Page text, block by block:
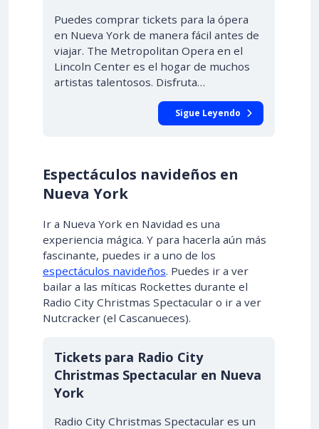
Puedes comprar tickets para la ópera
en Nueva York de manera fácil antes de
viajar. The Metropolitan Opera en el
Lincoln Center es el hogar de muchos
artistas talentosos. Disfruta…
Sigue Leyendo
Espectáculos navideños en
Nueva York
Ir a Nueva York en Navidad es una
experiencia mágica. Y para hacerla aún más
fascinante, puedes ir a uno de los
espectáculos navideños. Puedes ir a ver
bailar a las míticas Rockettes durante el
Radio City Christmas Spectacular o ir a ver
Nutcracker (el Cascanueces).
Tickets para Radio City
Christmas Spectacular en Nueva
York
Radio City Christmas Spectacular es un